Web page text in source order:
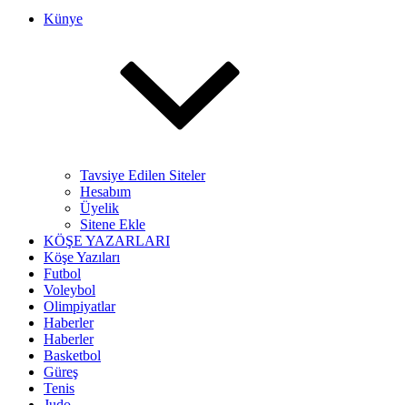
Künye
Tavsiye Edilen Siteler
Hesabım
Üyelik
Sitene Ekle
KÖŞE YAZARLARI
Köşe Yazıları
Futbol
Voleybol
Olimpiyatlar
Haberler
Haberler
Basketbol
Güreş
Tenis